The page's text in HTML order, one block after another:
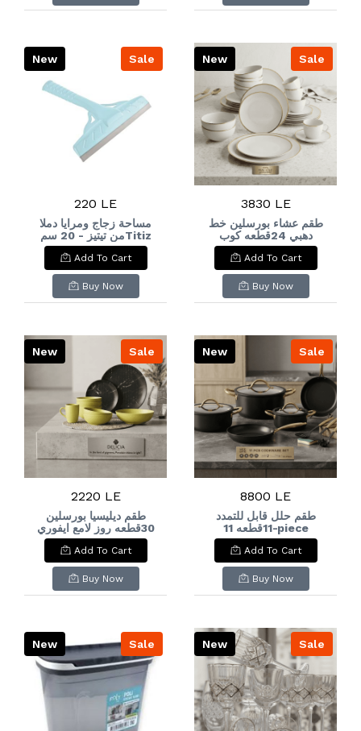
Sale
New
220 LE
مساحة زجاج ومرايا دملا
من تيتيز - 20 سمTitiz
Damla Glass and
Mirror Squeegee - 20
cm
Add To Cart
Buy Now
Sale
New
3830 LE
طقم عشاء بورسلين خط
دهبي 24قطعه كوب
كريميPorcelain dinner
set with gold trim,
24 pieces, cream-
colored cup
Add To Cart
Buy Now
Sale
New
2220 LE
طقم ديليسيا بورسلين
30قطعه روز لامع ايفوري
Delicia Porcelain Set,
30 Pieces, Rose Ivory
Glossy
Add To Cart
Buy Now
Sale
New
8800 LE
طقم حلل قابل للتمدد
11قطعه 11-piece
expandable
cookware set
Add To Cart
Buy Now
Sale
New Sale
New